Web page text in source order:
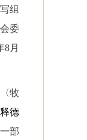
组
委
8月
牧
释德
部